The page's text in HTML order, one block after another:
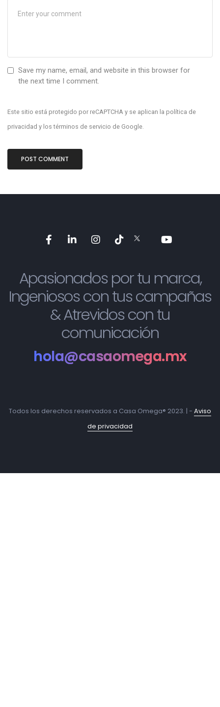
Save my name, email, and website in this browser for
the next time I comment.
Este sitio está protegido por reCAPTCHA y se aplican la política de
privacidad y lostérminos de servicio de Google.
Apasionados por tu marca,
Ingeniosos con tus campañas
& Atrevidos con tu
comunicación
hola@casaomega.mx
Todos los derechos reservados a Casa Omega® 2023. | - Aviso
de privacidad